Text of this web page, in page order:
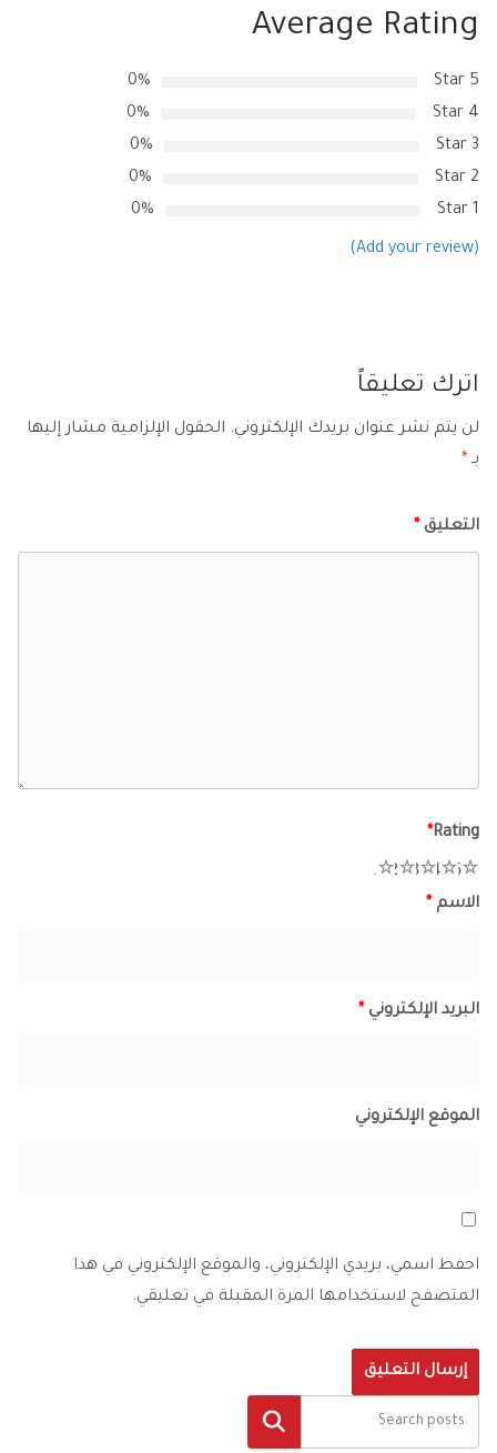
Average Rating
5 Star
0%
4 Star
0%
3 Star
0%
2 Star
0%
1 Star
0%
(Add your review)
اترك تعليقاً
لن يتم نشر عنوان بريدك الإلكتروني. الحقول الإلزامية مشار إليها
بـ *
التعليق *
Rating
*
5
4
3
2
الاسم *
البريد الإلكتروني *
الموقع الإلكتروني
احفظ اسمي، بريدي الإلكتروني، والموقع الإلكتروني في هذا
المتصفح لاستخدامها المرة المقبلة في تعليقي.
البحث